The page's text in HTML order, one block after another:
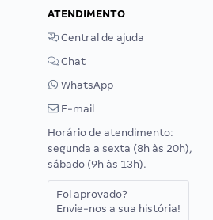
ATENDIMENTO
Central de ajuda
Chat
WhatsApp
E-mail
Horário de atendimento:
segunda a sexta (8h às 20h),
sábado (9h às 13h).
Foi aprovado?
Envie-nos a sua história!